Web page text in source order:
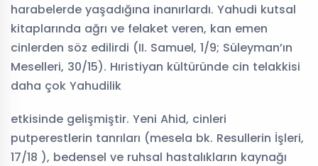
harabelerde yaşadığına inanırlardı. Yahudi kutsal
kitaplarında ağrı ve felaket veren, kan emen
cinlerden söz edilirdi (II. Samuel, 1/9; Süleyman’ın
Meselleri, 30/15). Hıristiyan kültüründe cin telakkisi
daha çok Yahudilik
etkisinde gelişmiştir. Yeni Ahid, cinleri
putperestlerin tanrıları (mesela bk. Resullerin İşleri,
17/18 ), bedensel ve ruhsal hastalıkların kaynağı